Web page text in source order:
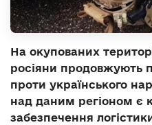
На окупованих
росіяни продовжують
проти українського
над даним регіоном є
забезпечення